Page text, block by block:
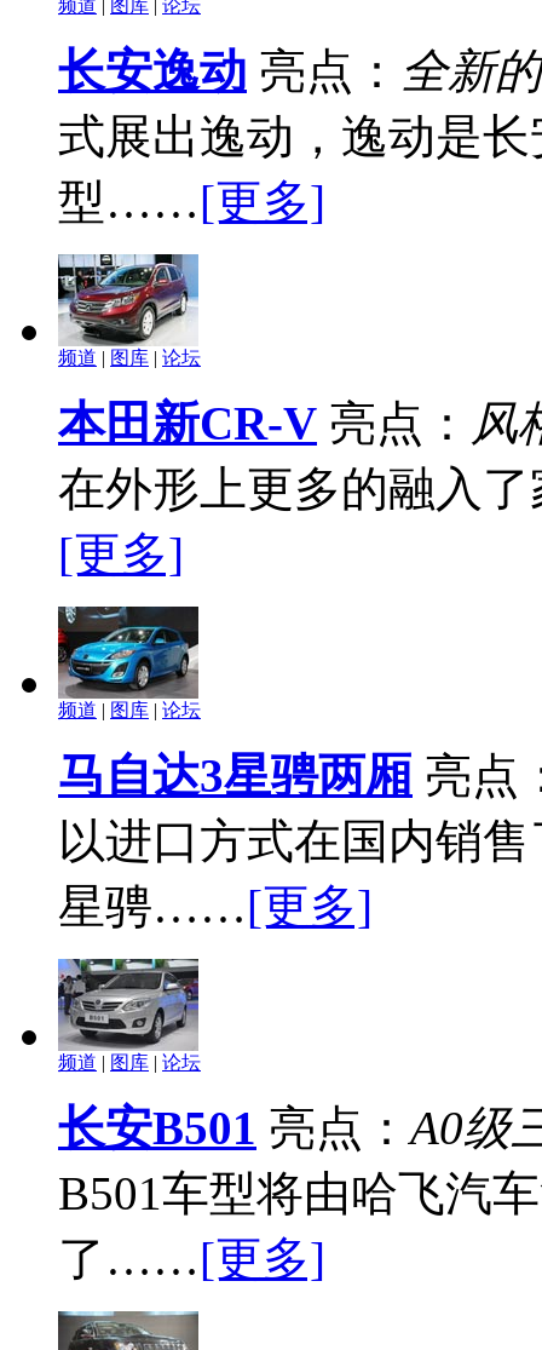
频道 | 图库 | 论坛
长安逸动 亮点： 全新
式展出逸动，逸动是
型……[更多]
频道 | 图库 | 论坛
本田新CR-V 亮点： 风
在外形上更多的融入
[更多]
频道 | 图库 | 论坛
马自达3星骋两厢 亮点
以进口方式在国内销
星骋……[更多]
频道 | 图库 | 论坛
长安B501 亮点： A0级
B501车型将由哈飞汽
了……[更多]